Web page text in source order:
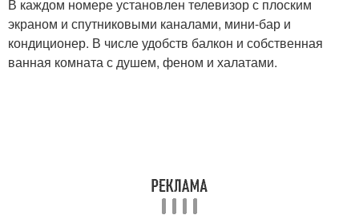
В каждом номере установлен телевизор с плоским
экраном и спутниковыми каналами, мини-бар и
кондиционер. В числе удобств балкон и собственная
ванная комната с душем, феном и халатами.